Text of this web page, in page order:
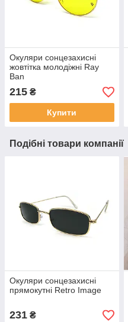
Окуляри сонцезахисні
жовтітка молодіжні Ray
Ban
215 ₴
Купити
Подібні товари компанії
Окуляри сонцезахисні
прямокутні Retro Image
231 ₴